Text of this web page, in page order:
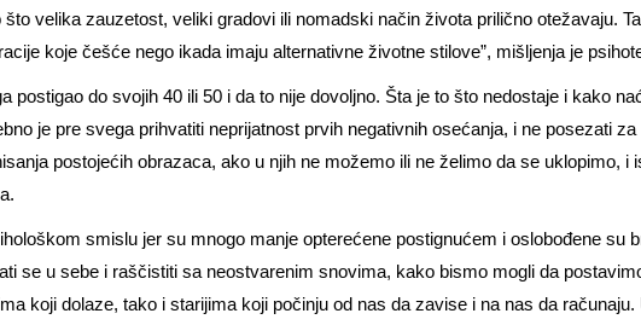
velika zauzetost, veliki gradovi ili nomadski način života prilično otežavaju.
koje češće nego ikada imaju alternativne životne stilove”, mišljenja je
postigao do svojih 40 ili 50 i da to nije dovoljno. Šta je to što nedostaje i kako
je pre svega prihvatiti neprijatnost prvih negativnih osećanja, i ne posezati
postojećih obrazaca, ako u njih ne možemo ili ne želimo da se uklopimo,
smislu jer su mnogo manje opterećene postignućem i oslobođene su
se u sebe i raščistiti sa neostvarenim snovima, kako bismo mogli da
koji dolaze, tako i starijima koji počinju od nas da zavise i na nas da